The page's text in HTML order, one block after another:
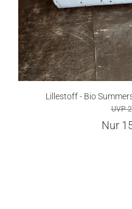
Lillestoff - Bio
UVP
Nur